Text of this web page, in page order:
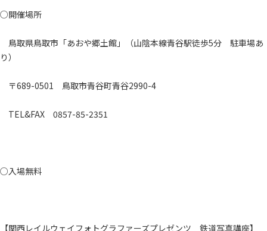
○開催場所
鳥取県鳥取市「あおや郷土館」（山陰本線青谷駅徒歩5分 駐車場あ
り）
〒689-0501 鳥取市青谷町青谷2990-4
TEL&FAX 0857-85-2351
○入場無料
【関西レイルウェイフォトグラファーズプレゼンツ 鉄道写真講座】